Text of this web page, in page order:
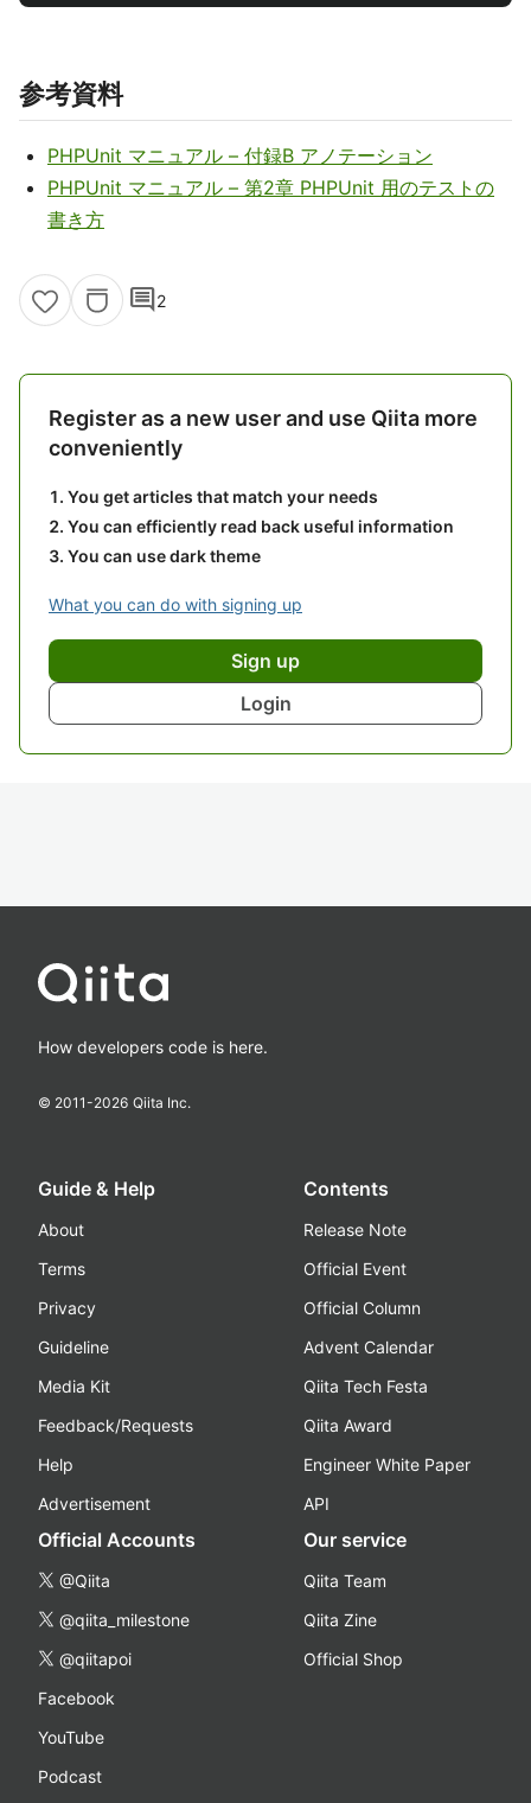
参考資料
PHPUnit マニュアル – 付録B アノテーション
PHPUnit マニュアル – 第2章 PHPUnit 用のテストの
書き方
comment2
Register as a new user and use Qiita more
conveniently
You get articles that match your needs
You can efficiently read back useful information
You can use dark theme
What you can do with signing up
Sign up
Login
How developers code is here.
© 2011-2026 Qiita Inc.
Guide & Help
About
Terms
Privacy
Guideline
Media Kit
Feedback/Requests
Help
Advertisement
Contents
Release Note
Official Event
Official Column
Advent Calendar
Qiita Tech Festa
Qiita Award
Engineer White Paper
API
Official Accounts
@Qiita
@qiita_milestone
@qiitapoi
Facebook
YouTube
Podcast
Our service
Qiita Team
Qiita Zine
Official Shop